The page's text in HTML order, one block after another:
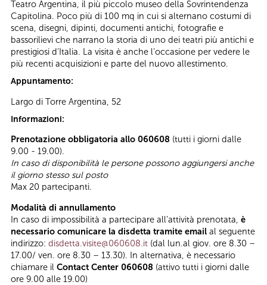
Teatro Argentina, il più piccolo museo della Sovrintendenza
Capitolina. Poco più di 100 mq in cui si alternano costumi di
scena, disegni, dipinti, documenti antichi, fotografie e
bassorilievi che narrano la storia di uno dei teatri più antichi e
prestigiosi d’Italia. La visita è anche l’occasione per vedere le
più recenti acquisizioni e parte del nuovo allestimento.
Appuntamento:
Largo di Torre Argentina, 52
Informazioni:
Prenotazione obbligatoria allo 060608 (tutti i giorni dalle
9.00 - 19.00).
In caso di disponibilità le persone possono aggiungersi anche
il giorno stesso sul posto
Max 20 partecipanti.
Modalità di annullamento
In caso di impossibilità a partecipare all’attività prenotata, è
necessario comunicare la disdetta tramite email al seguente
indirizzo: disdetta.visite@060608.it (dal lun.al giov. ore 8.30 –
17.00/ ven. ore 8.30 – 13.30). In alternativa, è necessario
chiamare il Contact Center 060608 (attivo tutti i giorni dalle
ore 9.00 alle 19.00)